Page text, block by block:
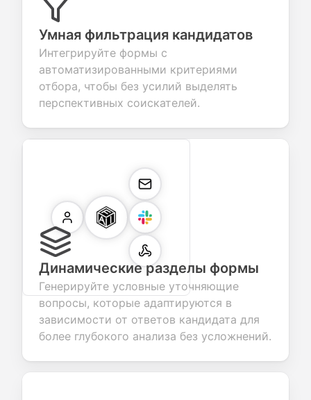
Умная фильтрация кандидатов
Интегрируйте формы с
автоматизированными критериями
отбора, чтобы без усилий выделять
перспективных соискателей.
Динамические разделы формы
Генерируйте условные уточняющие
вопросы, которые адаптируются в
зависимости от ответов кандидата для
более глубокого анализа без усложнений.